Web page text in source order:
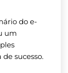
do e-
um
sucesso.